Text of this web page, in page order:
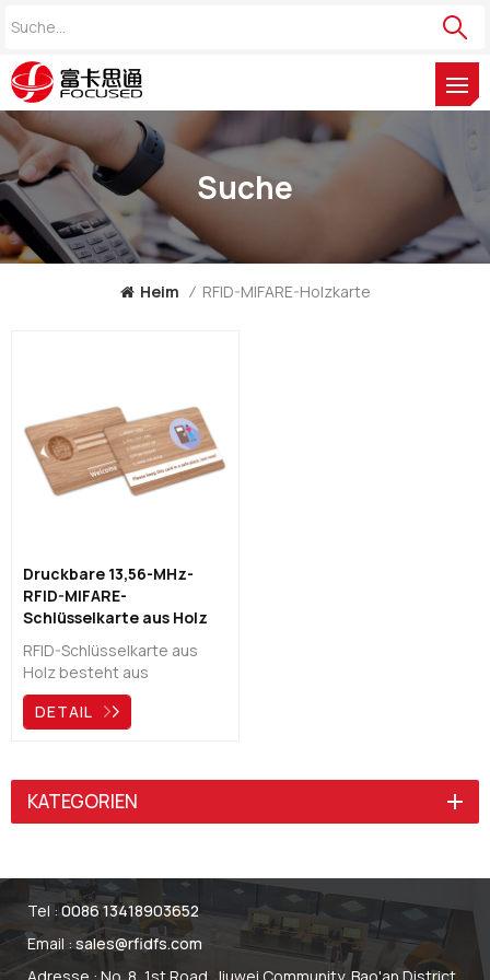
Suche
Heim / RFID-MIFARE-Holzkarte
Druckbare 13,56-MHz-
RFID-MIFARE-
Schlüsselkarte aus Holz
RFID-Schlüsselkarte aus
Holz besteht aus
umweltfreundlichem Holz,
das auch über einen
für Hotelschlüsselkarten
oder Zugangskontrollen
verwendet wird.NSie sind
Umweltschutz bei.
DETAIL
KATEGORIEN
Tel :0086 13418903652
Email :sales@rfidfs.com